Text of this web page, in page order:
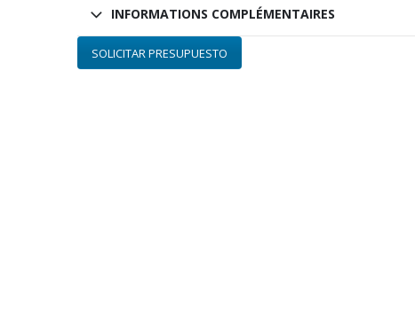
INFORMATIONS COMPLÉMENTAIRES
SOLICITAR PRESUPUESTO